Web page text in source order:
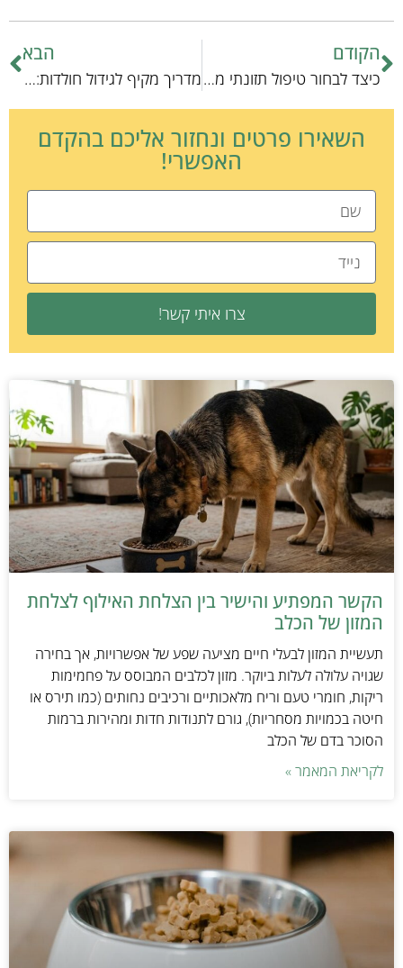
הקודם
כיצד לבחור טיפול תזונתי מותאם אישית לכל אדם
הבא
מדריך מקיף לגידול חולדות: עצות חיוניות למגדלים מתחילים
השאירו פרטים ונחזור אליכם בהקדם
האפשרי!
צרו איתי קשר!
הקשר המפתיע והישיר בין הצלחת האילוף לצלחת
המזון של הכלב
תעשיית המזון לבעלי חיים מציעה שפע של אפשרויות, אך בחירה
שגויה עלולה לעלות ביוקר. מזון לכלבים המבוסס על פחמימות
ריקות, חומרי טעם וריח מלאכותיים ורכיבים נחותים (כמו תירס או
חיטה בכמויות מסחריות), גורם לתנודות חדות ומהירות ברמות
הסוכר בדם של הכלב
לקריאת המאמר »